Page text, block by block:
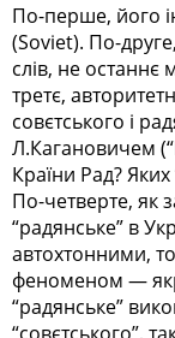
По-перше, його
(Soviet). По-
слів, не останнє
третє,
совєтcького і
Л.Кагановичем
Країни Рад?
По-четверте, як
“радянське” в
автохтонними,
феноменом —
“радянське”